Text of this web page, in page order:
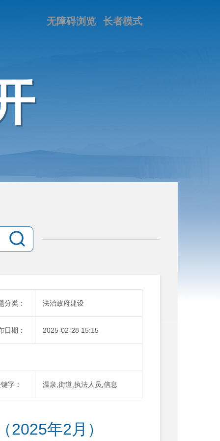
长者模式
无障碍浏览
分类： 法治政府建设
日期： 2025-02-28 15:15
字： 温泉,街道,执法人员,信息
2025年2月）